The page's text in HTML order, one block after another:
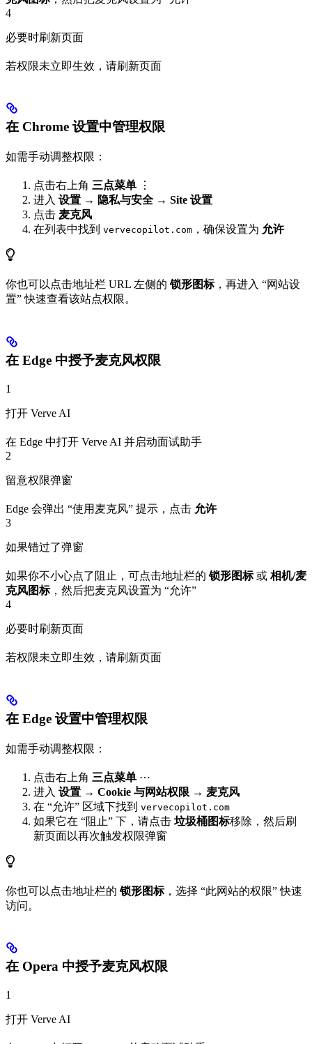
4
必要时刷新页面
若权限未立即生效，请刷新页面
在 Chrome 设置中管理权限
如需手动调整权限：
点击右上角 三点菜单 ⋮
进入 设置 → 隐私与安全 → Site 设置
点击 麦克风
在列表中找到 vervecopilot.com ，确保设置为 允许
你也可以点击地址栏 URL 左侧的锁形图标，再进入 “网站设
置” 快速查看该站点权限。
在 Edge 中授予麦克风权限
1
打开 Verve AI
在 Edge 中打开 Verve AI 并启动面试助手
2
留意权限弹窗
Edge 会弹出 “使用麦克风” 提示，点击 允许
3
如果错过了弹窗
如果你不小心点了阻止，可点击地址栏的锁形图标或 相机/麦
克风图标，然后把麦克风设置为 “允许”
4
必要时刷新页面
若权限未立即生效，请刷新页面
在 Edge 设置中管理权限
如需手动调整权限：
点击右上角 三点菜单 ⋯
进入 设置 → Cookie 与网站权限 → 麦克风
在 “允许” 区域下找到 vervecopilot.com
如果它在 “阻止” 下，请点击垃圾桶图标移除，然后刷
新页面以再次触发权限弹窗
你也可以点击地址栏的锁形图标，选择 “此网站的权限” 快速
访问。
在 Opera 中授予麦克风权限
1
打开 Verve AI